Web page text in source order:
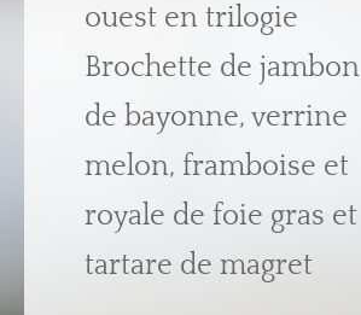
ouest en trilogie
Brochette de jambon
de bayonne, verrine
melon, framboise et
royale de foie gras et
tartare de magret